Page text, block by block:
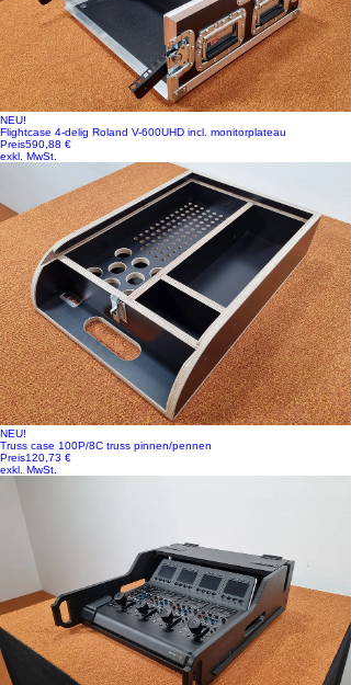
NEU!
Flightcase 4-delig Roland V-600UHD incl. monitorplateau
Preis590,88 €
exkl. MwSt.
NEU!
Truss case 100P/8C truss pinnen/pennen
Preis120,73 €
exkl. MwSt.